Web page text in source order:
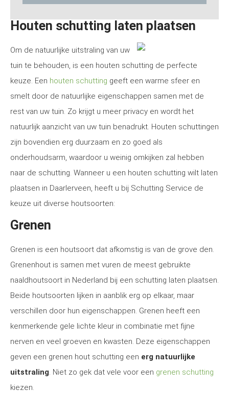
Houten schutting laten plaatsen
Om de natuurlijke uitstraling van uw
tuin te behouden, is een houten schutting de perfecte
keuze. Een houten schutting geeft een warme sfeer en
smelt door de natuurlijke eigenschappen samen met de
rest van uw tuin. Zo krijgt u meer privacy en wordt het
natuurlijk aanzicht van uw tuin benadrukt. Houten schuttingen
zijn bovendien erg duurzaam en zo goed als
onderhoudsarm, waardoor u weinig omkijken zal hebben
naar de schutting. Wanneer u een houten schutting wilt laten
plaatsen in Daarlerveen, heeft u bij Schutting Service de
keuze uit diverse houtsoorten:
Grenen
Grenen is een houtsoort dat afkomstig is van de grove den.
Grenenhout is samen met vuren de meest gebruikte
naaldhoutsoort in Nederland bij een schutting laten plaatsen.
Beide houtsoorten lijken in aanblik erg op elkaar, maar
verschillen door hun eigenschappen. Grenen heeft een
kenmerkende gele lichte kleur in combinatie met fijne
nerven en veel groeven en kwasten. Deze eigenschappen
geven een grenen hout schutting een erg natuurlijke
uitstraling. Niet zo gek dat vele voor een grenen schutting
kiezen.